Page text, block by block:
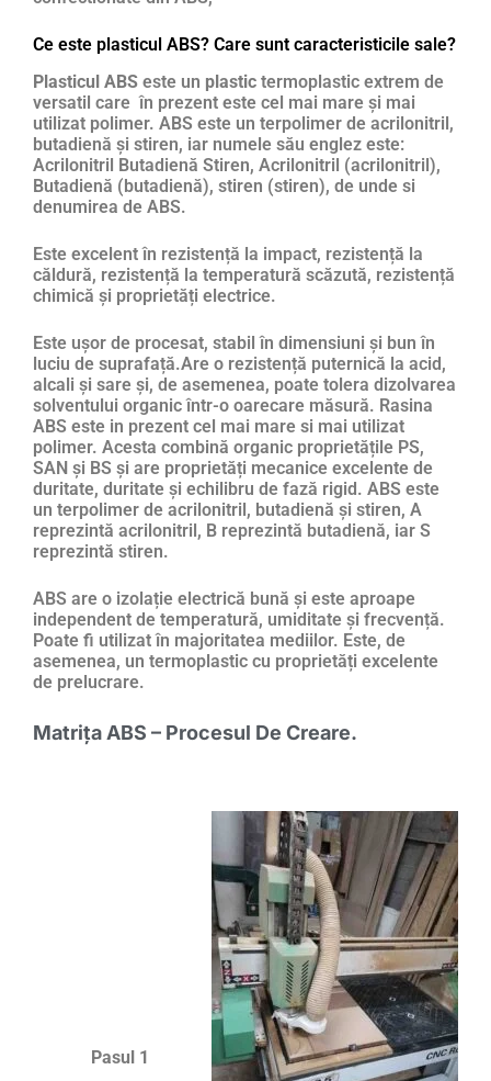
Ce este plasticul ABS? Care sunt caracteristicile sale?
Plasticul ABS este un plastic termoplastic extrem de
versatil care în prezent este cel mai mare și mai
utilizat polimer. ABS este un terpolimer de acrilonitril,
butadienă și stiren, iar numele său englez este:
Acrilonitril Butadienă Stiren, Acrilonitril (acrilonitril),
Butadienă (butadienă), stiren (stiren), de unde si
denumirea de ABS.
Este excelent în rezistență la impact, rezistență la
căldură, rezistență la temperatură scăzută, rezistență
chimică și proprietăți electrice.
Este ușor de procesat, stabil în dimensiuni și bun în
luciu de suprafață.Are o rezistență puternică la acid,
alcali și sare și, de asemenea, poate tolera dizolvarea
solventului organic într-o oarecare măsură. Rasina
ABS este in prezent cel mai mare si mai utilizat
polimer. Acesta combină organic proprietățile PS,
SAN și BS și are proprietăți mecanice excelente de
duritate, duritate și echilibru de fază rigid. ABS este
un terpolimer de acrilonitril, butadienă și stiren, A
reprezintă acrilonitril, B reprezintă butadienă, iar S
reprezintă stiren.
ABS are o izolație electrică bună și este aproape
independent de temperatură, umiditate și frecvență.
Poate fi utilizat în majoritatea mediilor. Este, de
asemenea, un termoplastic cu proprietăți excelente
de prelucrare.
Matrița ABS – Procesul De Creare.
Pasul 1